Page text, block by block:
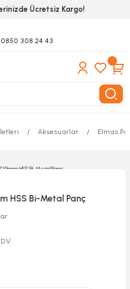
Ücretsiz Kargo!
0850 308 24 43
Aksesuarlar Elmas
HSS Bi-Metal Panç